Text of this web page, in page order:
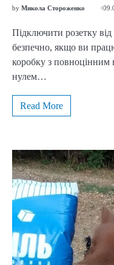
by Микола Стороженко
Підключити розетку
безпечно, якщо ви
коробку з
нулем…
Read More